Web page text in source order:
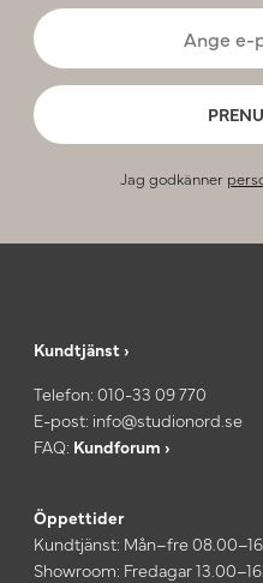
Jag godkänner
Kundtjänst ›
Telefon: 010-33 09 770
E-post: info@studionord.se
FAQ: Kundforum ›
Öppettider
Kundtjänst: Mån–fre
Showroom: Fredagar